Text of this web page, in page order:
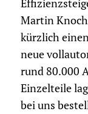
Martin
kürzlich
neue
rund 80.000
Einzelteile
bei uns